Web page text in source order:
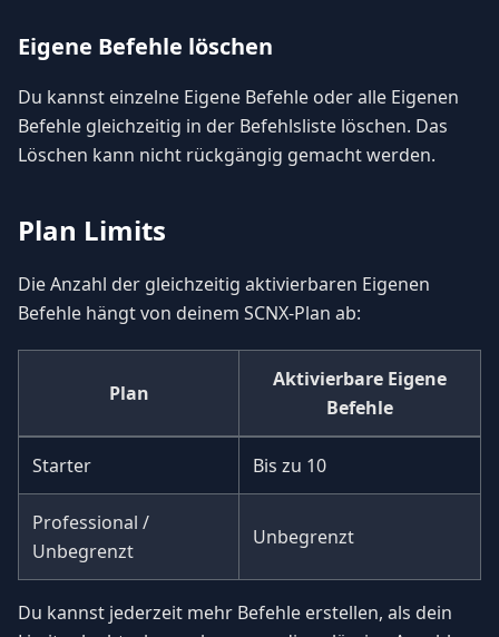
Eigene Befehle löschen
Du kannst einzelne Eigene Befehle oder alle Eigenen
Befehle gleichzeitig in der Befehlsliste löschen. Das
Löschen kann nicht rückgängig gemacht werden.
Plan Limits
Die Anzahl der gleichzeitig aktivierbaren Eigenen
Befehle hängt von deinem SCNX-Plan ab:
Plan
Aktivierbare Eigene
Befehle
Starter Bis zu 10
Professional /
Unbegrenzt
Unbegrenzt
Du kannst jederzeit mehr Befehle erstellen, als dein